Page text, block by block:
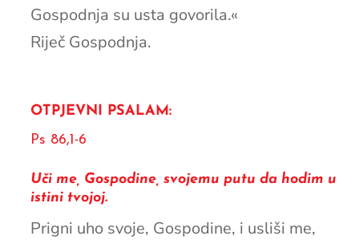
Gospodnja su usta govorila.«
Riječ Gospodnja.
OTPJEVNI PSALAM:
Ps 86,1-6
Uči me, Gospodine, svojemu putu da hodim u
istini tvojoj.
Prigni uho svoje, Gospodine, i usliši me,